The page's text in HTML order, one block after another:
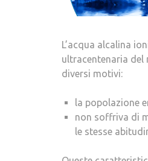
L’acqua alcalina
ultracentenaria del
diversi motivi:
la popolazione
non soffriva di
le stesse